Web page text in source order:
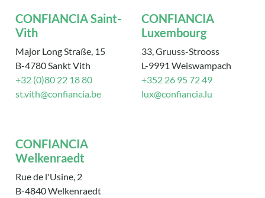
CONFIANCIA Saint-
Vith
Major Long Straße, 15
B-4780 Sankt Vith
+32 (0)80 22 18 80
st.vith@confiancia.be
CONFIANCIA
Luxembourg
33, Gruuss-Strooss
L-9991 Weiswampach
+352 26 95 72 49
lux@confiancia.lu
CONFIANCIA
Welkenraedt
Rue de l'Usine, 2
B-4840 Welkenraedt